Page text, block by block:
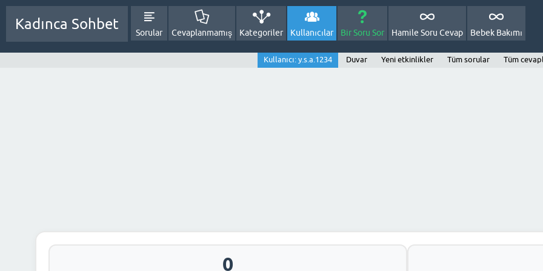
Kadınca Sohbet
Sorular Cevaplanmamış Kategoriler Kullanıcılar Bir Soru Sor Hamile Soru Cevap Bebek Bakımı
Kullanıcı: y.s.a.1234 Duvar Yeni etkinlikler Tüm sorular Tüm
0